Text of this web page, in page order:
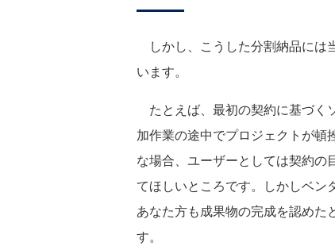
しかし、こうした分割納品には
います。
たとえば、最初の契約に基づく
加作業の途中でプロジェクトが頓
な場合、ユーザーとしては契約の
てほしいところです。しかしベン
あなた方も成果物の完成を認めた
す。